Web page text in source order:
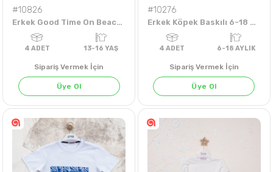
#10826
Erkek Good Time On Beach Baskılı 13-16 Yaş Tişört
Sipariş Vermek İçin
Üye Ol
#10276
Erkek Köpek Baskılı 6-18 Aylık Tişört
Sipariş Vermek İçin
Üye Ol